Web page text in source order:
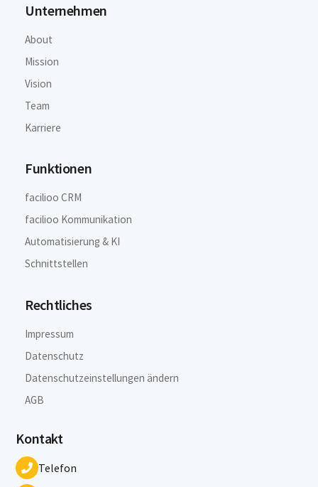
Unternehmen
About
Mission
Vision
Team
Karriere
Funktionen
facilioo CRM
facilioo Kommunikation
Automatisierung & KI
Schnittstellen
Rechtliches
Impressum
Datenschutz
Datenschutzeinstellungen ändern
AGB
Kontakt
Telefon